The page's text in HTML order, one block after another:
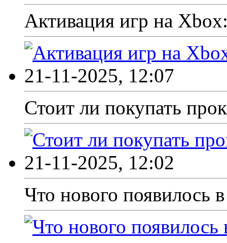
Активация игр на
21-11-2025, 12:07
Стоит ли покупать
21-11-2025, 12:02
Что нового появилось